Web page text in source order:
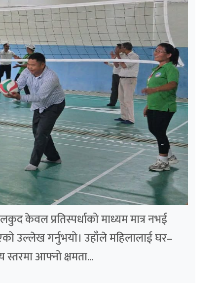
केवल प्रतिस्पर्धाको माध्यम मात्र नभई
उल्लेख गर्नुभयो। उहाँले महिलालाई घर–
स्तरमा आफ्नो क्षमता...